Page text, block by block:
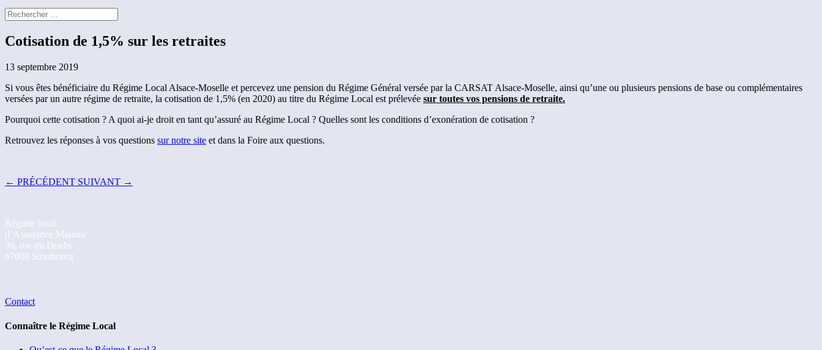
Cotisation de 1,5% sur les retraites
13 septembre 2019
Si vous êtes bénéficiaire du Régime Local Alsace-Moselle et percevez une pension du Régime Général versée par la CARSAT Alsace-Moselle, ainsi qu’une ou plusieurs pensions de base ou complémentaires
versées par un autre régime de retraite, la cotisation de 1,5% (en 2020) au titre du Régime Local est prélevée sur toutes vos pensions de retraite.
Pourquoi cette cotisation ? A quoi ai-je droit en tant qu’assuré au Régime Local ? Quelles sont les conditions d’exonération de cotisation ?
Retrouvez les réponses à vos questions sur notre site et dans la Foire aux questions.
← PRÉCÉDENT SUIVANT →
Régime local
d’Assurance Maladie
36, rue du Doubs
67000 Strasbourg
Contact
Connaître le Régime Local